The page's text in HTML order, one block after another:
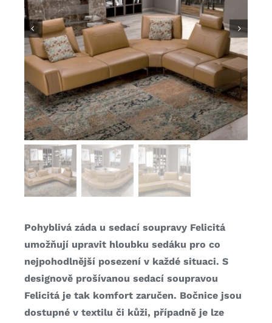
Pohyblivá záda u sedací soupravy Felicitá
umožňují upravit hloubku sedáku pro co
nejpohodlnější posezení v každé situaci. S
designově prošívanou sedací soupravou
Felicitá je tak komfort zaručen. Bočnice jsou
dostupné v textilu či kůži, případně je lze